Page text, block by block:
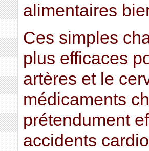
alimentaires
Ces simples
plus efficaces
artères et le
médicaments
prétendument
accidents